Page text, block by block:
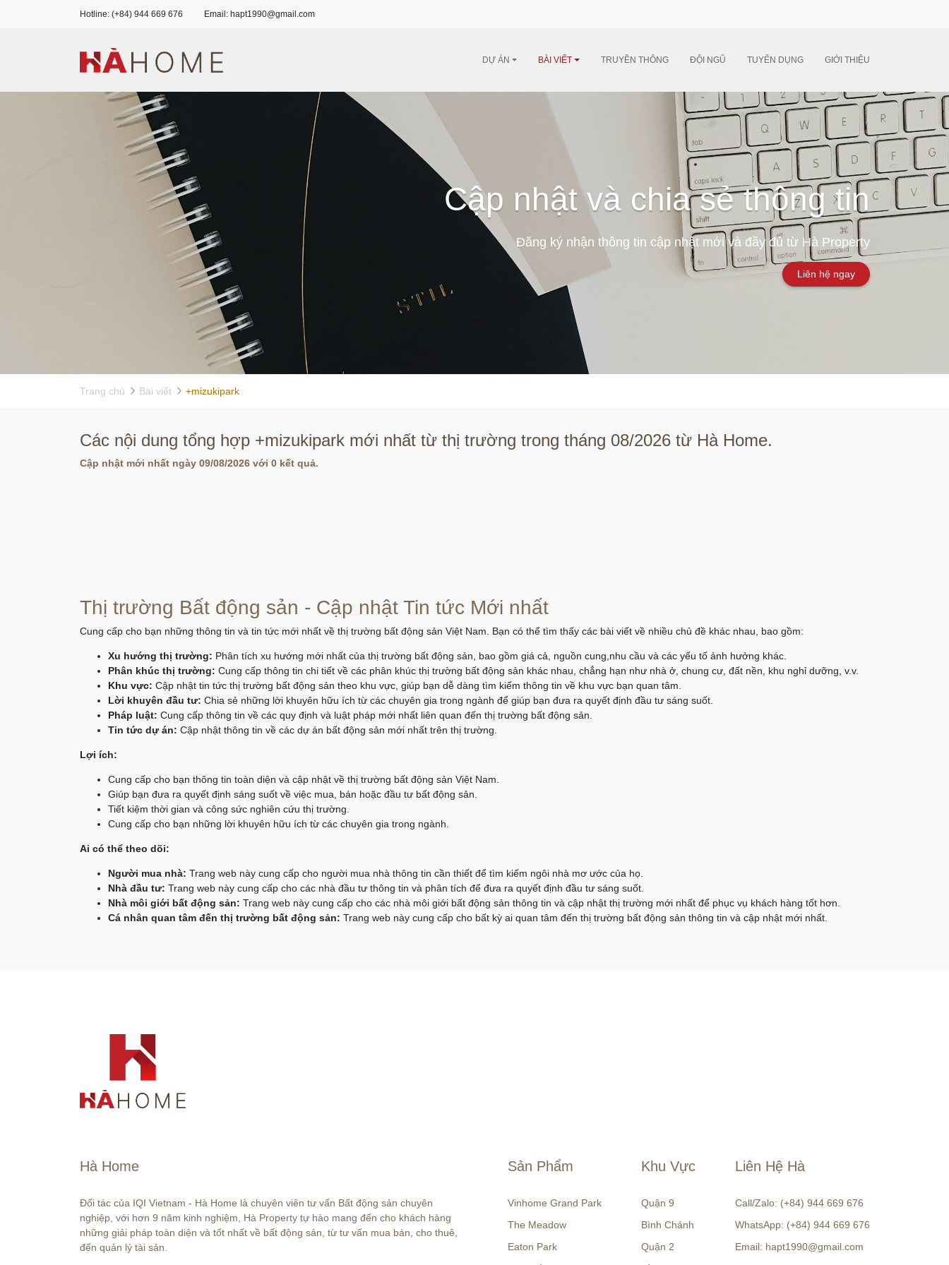
Hotline: (+84) 944 669 676 Email: hapt1990@gmail.com
DỰ ÁN BÀI VIẾT TRUYỀN THÔNG ĐỘI NGŨ TUYỂN DỤNG GIỚI THIỆU
Cập nhật và chia sẻ thông tin
Đăng ký nhận thông tin cập nhật mới và đầy đủ từ Hà Property
Liên hệ ngay
Trang chủ Bài viết +mizukipark
Các nội dung tổng hợp +mizukipark mới nhất từ thị trường trong tháng 08/2026 từ Hà Home.
Cập nhật mới nhất ngày 09/08/2026 với 0 kết quả.
Thị trường Bất động sản - Cập nhật Tin tức Mới nhất
Cung cấp cho bạn những thông tin và tin tức mới nhất về thị trường bất động sản Việt Nam. Bạn có thể tìm thấy các bài viết về nhiều chủ đề khác nhau, bao gồm:
Xu hướng thị trường: Phân tích xu hướng mới nhất của thị trường bất động sản, bao gồm giá cả, nguồn cung,nhu cầu và các yếu tố ảnh hưởng khác.
Phân khúc thị trường: Cung cấp thông tin chi tiết về các phân khúc thị trường bất động sản khác nhau, chẳng hạn như nhà ở, chung cư, đất nền, khu nghỉ dưỡng, v.v.
Khu vực: Cập nhật tin tức thị trường bất động sản theo khu vực, giúp bạn dễ dàng tìm kiếm thông tin về khu vực bạn quan tâm.
Lời khuyên đầu tư: Chia sẻ những lời khuyên hữu ích từ các chuyên gia trong ngành để giúp bạn đưa ra quyết định đầu tư sáng suốt.
Pháp luật: Cung cấp thông tin về các quy định và luật pháp mới nhất liên quan đến thị trường bất động sản.
Tin tức dự án: Cập nhật thông tin về các dự án bất động sản mới nhất trên thị trường.
Lợi ích:
Cung cấp cho bạn thông tin toàn diện và cập nhật về thị trường bất động sản Việt Nam.
Giúp bạn đưa ra quyết định sáng suốt về việc mua, bán hoặc đầu tư bất động sản.
Tiết kiệm thời gian và công sức nghiên cứu thị trường.
Cung cấp cho bạn những lời khuyên hữu ích từ các chuyên gia trong ngành.
Ai có thể theo dõi:
Người mua nhà: Trang web này cung cấp cho người mua nhà thông tin cần thiết để tìm kiếm ngôi nhà mơ ước của họ.
Nhà đầu tư: Trang web này cung cấp cho các nhà đầu tư thông tin và phân tích để đưa ra quyết định đầu tư sáng suốt.
Nhà môi giới bất động sản: Trang web này cung cấp cho các nhà môi giới bất động sản thông tin và cập nhật thị trường mới nhất để phục vụ khách hàng tốt hơn.
Cá nhân quan tâm đến thị trường bất động sản: Trang web này cung cấp cho bất kỳ ai quan tâm đến thị trường bất động sản thông tin và cập nhật mới nhất.
Hà Home
Đối tác của IQI Vietnam - Hà Home là chuyên viên tư vấn Bất động sản chuyên
nghiệp, với hơn 9 năm kinh nghiệm, Hà Property tự hào mang đến cho khách hàng
những giải pháp toàn diện và tốt nhất về bất động sản, từ tư vấn mua bán, cho thuê,
đến quản lý tài sản.
Sản Phẩm
Vinhome Grand Park
The Meadow
Eaton Park
Khu Vực
Quận 9
Bình Chánh
Quận 2
Liên Hệ Hà
Call/Zalo: (+84) 944 669 676
WhatsApp: (+84) 944 669 676
Email: hapt1990@gmail.com